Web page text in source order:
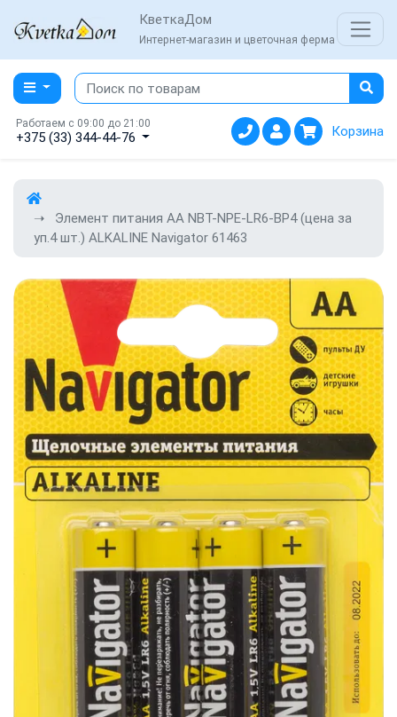
КветкаДом
Интернет-магазин и цветочная ферма
Работаем с 09:00 до 21:00
+375 (33) 344-44-76 Корзина
Элемент питания АА NBT-NPE-LR6-BP4 (цена за
уп.4 шт.) ALKALINE Navigator 61463